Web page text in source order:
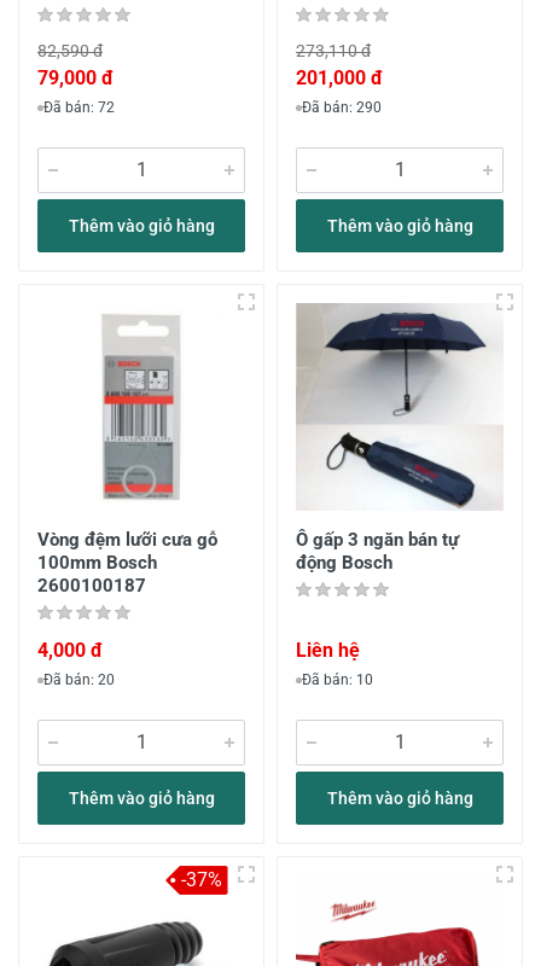
82,590 đ
79,000 đ
Đã bán: 72
Thêm vào giỏ hàng
273,110 đ
201,000 đ
Đã bán: 290
Thêm vào giỏ hàng
Vòng đệm lưỡi cưa gỗ
100mm Bosch
2600100187
4,000 đ
Đã bán: 20
Thêm vào giỏ hàng
Ô gấp 3 ngăn bán tự
động Bosch
Liên hệ
Đã bán: 10
Thêm vào giỏ hàng
-37%